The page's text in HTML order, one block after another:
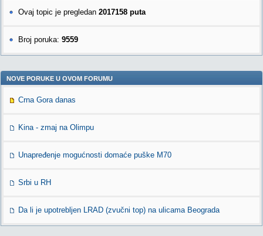
Ovaj topic je pregledan 2017158 puta
Broj poruka: 9559
NOVE PORUKE U OVOM FORUMU
Crna Gora danas
Kina - zmaj na Olimpu
Unapređenje mogućnosti domaće puške M70
Srbi u RH
Da li je upotrebljen LRAD (zvučni top) na ulicama Beograda